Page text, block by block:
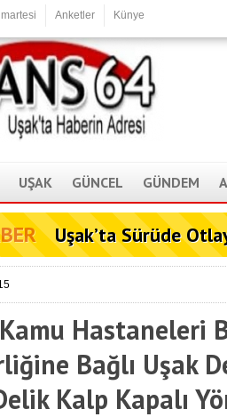
Anketler Künye
UŞAK GÜNCEL GÜNDEM
Uşak’ta Sürüde
Hastaneleri
Bağlı Uşak
Kalp Kapalı